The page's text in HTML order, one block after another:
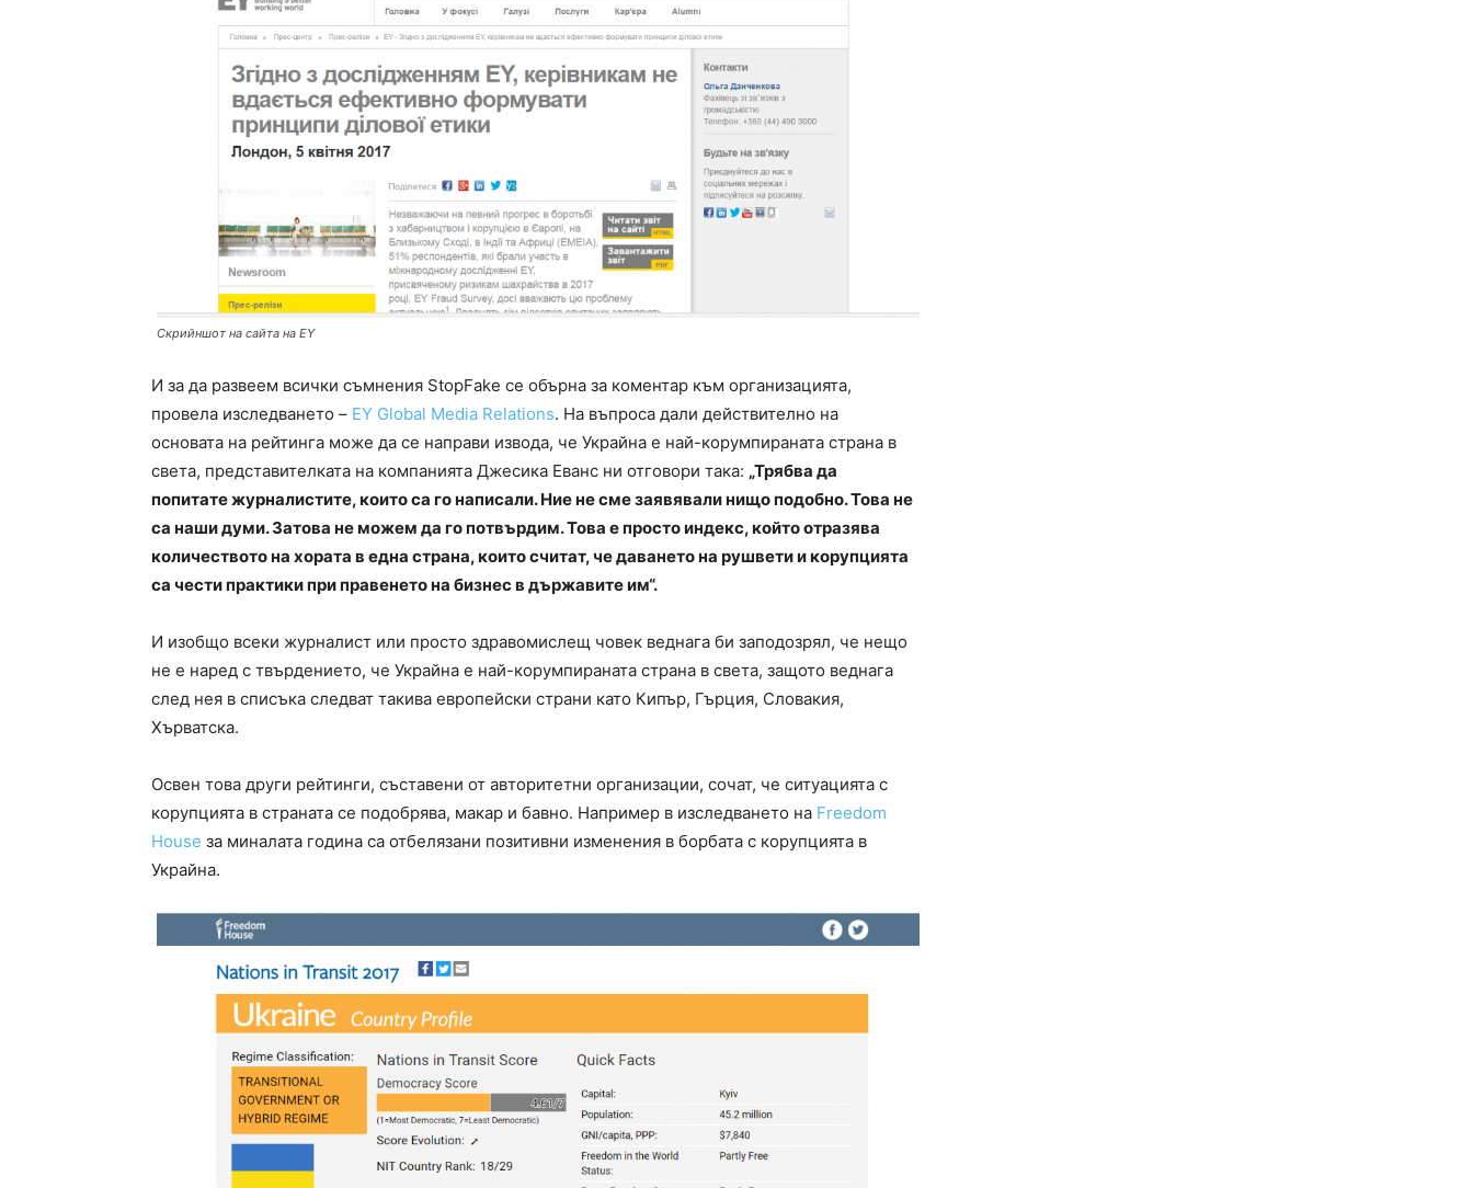
Скрийншот на сайта на EY
И за да развеем всички съмнения StopFake се обърна за коментар към организацията,
провела изследването – EY Global Media Relations. На въпроса дали действително на
основата на рейтинга може да се направи извода, че Украйна е най-корумпираната страна в
света, представителката на компанията Джесика Еванс ни отговори така: „Трябва да
попитате журналистите, които са го написали. Ние не сме заявявали нищо подобно. Това не
са наши думи. Затова не можем да го потвърдим. Това е просто индекс, който отразява
количеството на хората в една страна, които считат, че даването на рушвети и корупцията
са чести практики при правенето на бизнес в държавите им“.
И изобщо всеки журналист или просто здравомислещ човек веднага би заподозрял, че нещо
не е наред с твърдението, че Украйна е най-корумпираната страна в света, защото веднага
след нея в списъка следват такива европейски страни като Кипър, Гърция, Словакия,
Хърватска.
Освен това други рейтинги, съставени от авторитетни организации, сочат, че ситуацията с
корупцията в страната се подобрява, макар и бавно. Например в изследването на Freedom
House за миналата година са отбелязани позитивни изменения в борбата с корупцията в
Украйна.